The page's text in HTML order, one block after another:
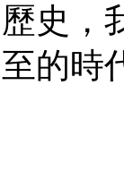
史，
的時